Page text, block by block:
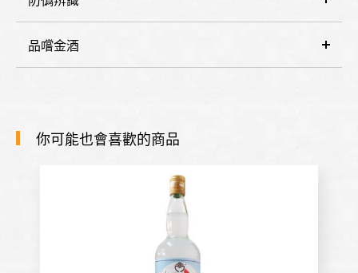
品嚐金酒
你可能也會喜歡的商品